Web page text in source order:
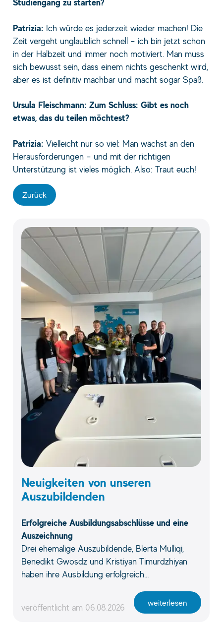
Patrizia: Ich würde es jederzeit wieder machen! Die
Zeit vergeht unglaublich schnell – ich bin jetzt schon
in der Halbzeit und immer noch motiviert. Man muss
sich bewusst sein, dass einem nichts geschenkt wird,
aber es ist definitiv machbar und macht sogar Spaß.
Ursula Fleischmann: Zum Schluss: Gibt es noch
etwas, das du teilen möchtest?
Patrizia: Vielleicht nur so viel: Man wächst an den
Herausforderungen – und mit der richtigen
Unterstützung ist vieles möglich. Also: Traut euch!
Zurück
Neuigkeiten von unseren
Auszubildenden
Erfolgreiche Ausbildungsabschlüsse und eine
Auszeichnung
Drei ehemalige Auszubildende, Blerta Mulliqi,
Benedikt Gwosdz und Kristiyan Timurdzhiyan
haben ihre Ausbildung erfolgreich…
veröffentlicht am 06.08.2026 weiterlesen